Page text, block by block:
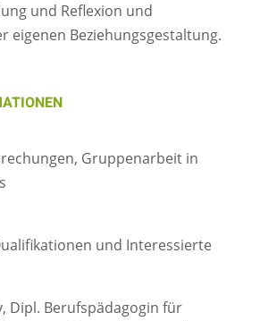
und Reflexion und
eigenen Beziehungsgestaltung.
Gruppenarbeit in
und Interessierte
Dipl. Berufspädagogin für